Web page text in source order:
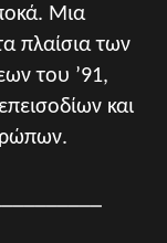
Μια
πλαίσια των
του ’91,
και